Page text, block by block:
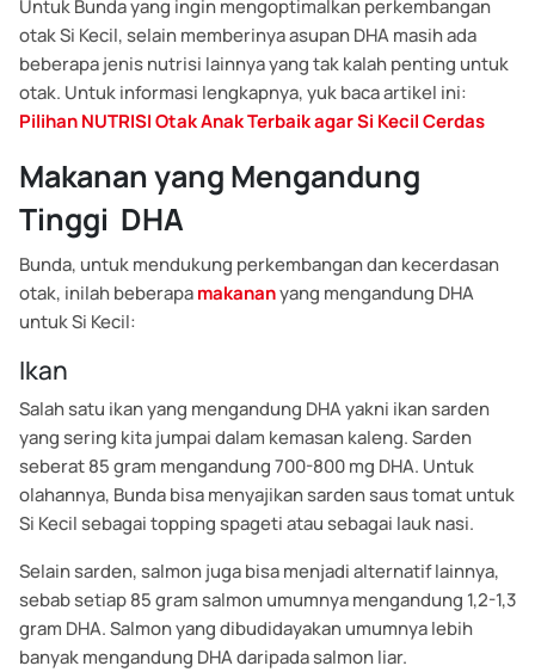
Untuk Bunda yang ingin mengoptimalkan perkembangan
otak Si Kecil, selain memberinya asupan DHA masih ada
beberapa jenis nutrisi lainnya yang tak kalah penting untuk
otak. Untuk informasi lengkapnya, yuk baca artikel ini:
Pilihan NUTRISI Otak Anak Terbaik agar Si Kecil Cerdas
Makanan yang Mengandung
Tinggi DHA
Bunda, untuk mendukung perkembangan dan kecerdasan
otak, inilah beberapamakananyang mengandung DHA
untuk Si Kecil:
Ikan
Salah satu ikan yang mengandung DHA yakni ikan sarden
yang sering kita jumpai dalam kemasan kaleng. Sarden
seberat 85 gram mengandung 700-800 mg DHA. Untuk
olahannya, Bunda bisa menyajikan sarden saus tomat untuk
Si Kecil sebagai topping spageti atau sebagai lauk nasi.
Selain sarden, salmon juga bisa menjadi alternatif lainnya,
sebab setiap 85 gram salmon umumnya mengandung 1,2-1,3
gram DHA. Salmon yang dibudidayakan umumnya lebih
banyak mengandung DHA daripada salmon liar.